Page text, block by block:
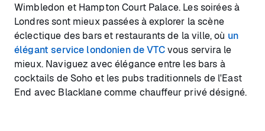
Wimbledon et Hampton Court Palace. Les soirées à
Londres sont mieux passées à explorer la scène
éclectique des bars et restaurants de la ville, où un
élégant service londonien de VTCvous servira le
mieux. Naviguez avec élégance entre les bars à
cocktails de Soho et les pubs traditionnels de l'East
End avec Blacklane comme chauffeur privé désigné.